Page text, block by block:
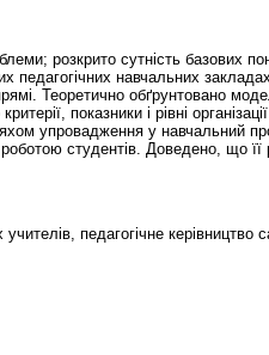
розкрито сутність базових
навчальних
Теоретично обґрунтовано
показники і рівні
упровадження у навчальний
студентів. Доведено, що її
педагогічне